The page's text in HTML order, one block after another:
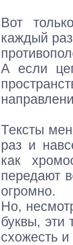
Вот
каждый
А если
Тексты
раз и
как
передают
огромно.
Но,
буквы, эти
схожесть